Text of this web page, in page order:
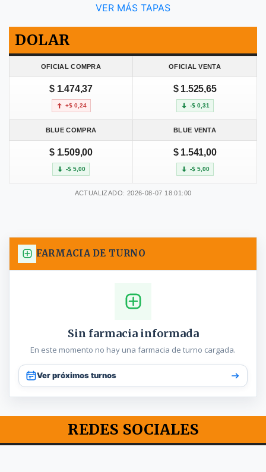
VER MÁS TAPAS
DOLAR
OFICIAL COMPRA OFICIAL VENTA
$ 1.474,37
+$ 0,24
$ 1.525,65
-$ 0,31
BLUE COMPRA BLUE VENTA
$ 1.509,00
-$ 5,00
$ 1.541,00
-$ 5,00
ACTUALIZADO: 2026-08-07 18:01:00
FARMACIA DE TURNO
Sin farmacia informada
En este momento no hay una farmacia de turno cargada.
Ver próximos turnos
REDES SOCIALES